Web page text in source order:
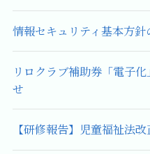
情報セキュリティ基本方針
リロクラブ補助券「電子
せ
【研修報告】児童福祉法